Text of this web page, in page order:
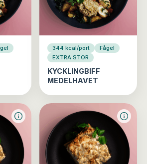
344 kcal/port
Fågel
EXTRA STOR
KYCKLINGBIFF
MEDELHAVET